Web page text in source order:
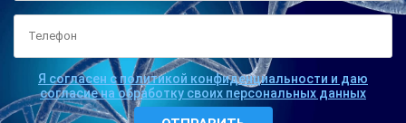
Я согласен с политикой конфиденциальности и даю
согласие на обработку своих персональных данных